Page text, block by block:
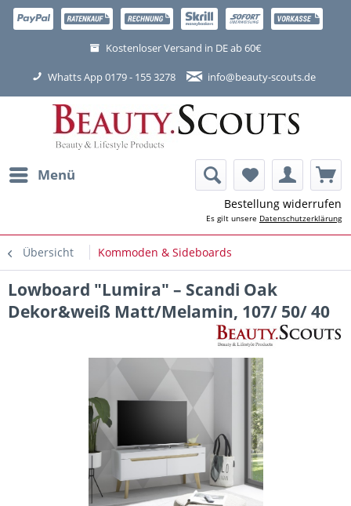
Kostenloser Versand in DE ab 60€
Whatts App 0179 - 155 3278 info@beauty-scouts.de
Menü
Bestellung widerrufen
Es gilt unsere Datenschutzerklärung
Übersicht Kommoden & Sideboards
Lowboard "Lumira" – Scandi Oak
Dekor&weiß Matt/Melamin, 107/ 50/ 40